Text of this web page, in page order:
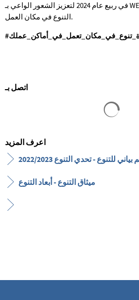
في ربيع عام 2024 لتعزيز الشعور الواعي بـ WE ومواصلة التركيز على
التنوع في مكان العمل.
اتصل بـ
اعرف المزيد
للتنوع - تحدي التنوع 2022/2023
ميثاق التنوع - أبعاد التنوع